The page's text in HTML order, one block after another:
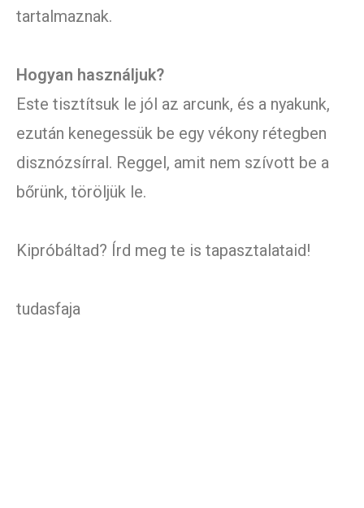
tartalmaznak.
Hogyan használjuk?
Este tisztítsuk le jól az arcunk, és a nyakunk,
ezután kenegessük be egy vékony rétegben
disznózsírral. Reggel, amit nem szívott be a
bőrünk, töröljük le.
Kipróbáltad? Írd meg te is tapasztalataid!
tudasfaja